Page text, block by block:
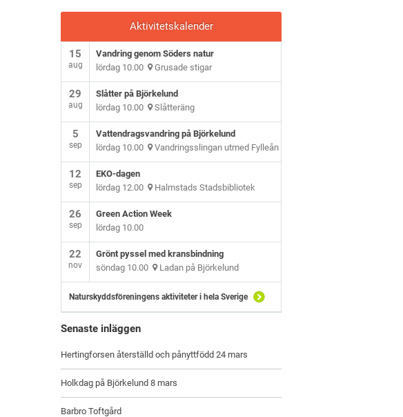
Aktivitetskalender
15
aug
Vandring genom Söders natur
lördag 10.00 Grusade stigar
29
aug
Slåtter på Björkelund
lördag 10.00 Slåtteräng
5
sep
Vattendragsvandring på Björkelund
lördag 10.00 Vandringsslingan utmed Fylleån
12
sep
EKO-dagen
lördag 12.00 Halmstads Stadsbibliotek
26
sep
Green Action Week
lördag 10.00
22
nov
Grönt pyssel med kransbindning
söndag 10.00 Ladan på Björkelund
Naturskyddsföreningens aktiviteter i hela Sverige
Senaste inläggen
Hertingforsen återställd och pånyttfödd 24 mars
Holkdag på Björkelund 8 mars
Barbro Toftgård